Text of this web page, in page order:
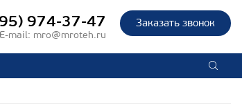
Заказать звонок
974-37-47
E-mail: mro@mroteh.ru